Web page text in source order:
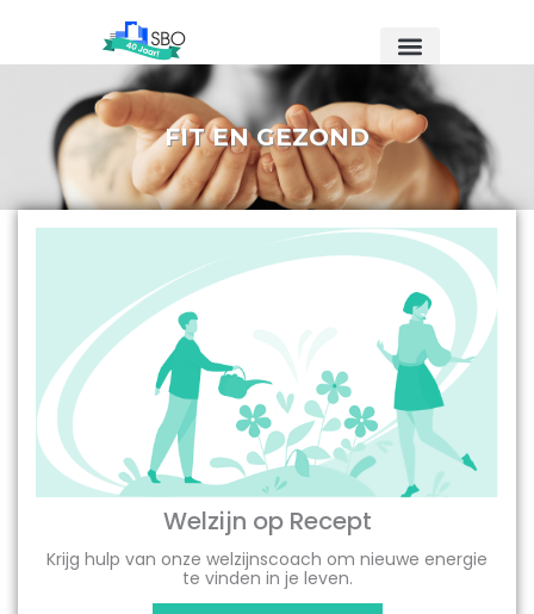
de
FIT EN GEZOND
Welzijn op Recept
Krijg hulp van onze welzijnscoach om nieuwe energie
te vinden in je leven.